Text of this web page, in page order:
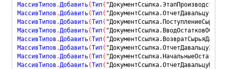
МассивТипов .Добавить(Тип(
МассивТипов .Добавить(Тип( "ДокументСсылка.ОтчетДавальцу"
МассивТипов .Добавить(Тип(
МассивТипов .Добавить(Тип(
МассивТипов .Добавить(Тип(
МассивТипов .Добавить(Тип( "ДокументСсылка.ОтчетДавальцу2_5"
МассивТипов .Добавить(Тип(
МассивТипов .Добавить(Тип(